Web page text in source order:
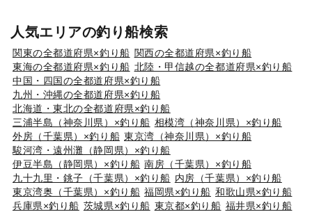
人気エリアの釣り船検索
関東の全都道府県×釣り船 関西の全都道府県×釣り船
東海の全都道府県×釣り船 北陸・甲信越の全都道府県×釣り船
中国・四国の全都道府県×釣り船
九州・沖縄の全都道府県×釣り船
北海道・東北の全都道府県×釣り船
三浦半島（神奈川県）×釣り船 相模湾（神奈川県）×釣り船
外房（千葉県）×釣り船 東京湾（神奈川県）×釣り船
駿河湾・遠州灘（静岡県）×釣り船
伊豆半島（静岡県）×釣り船 南房（千葉県）×釣り船
九十九里・銚子（千葉県）×釣り船 内房（千葉県）×釣り船
東京湾奥（千葉県）×釣り船 福岡県×釣り船 和歌山県×釣り船
兵庫県×釣り船 茨城県×釣り船 東京都×釣り船 福井県×釣り船